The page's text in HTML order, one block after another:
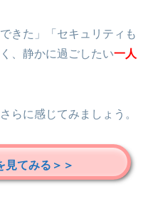
きた」「セキュリティも
、静かに過ごしたい一人
らに感じてみましょう。
見てみる＞＞